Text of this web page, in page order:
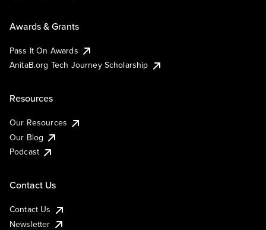
Awards & Grants
Pass It On Awards
AnitaB.org Tech Journey Scholarship
Resources
Our Resources
Our Blog
Podcast
Contact Us
Contact Us
Newsletter